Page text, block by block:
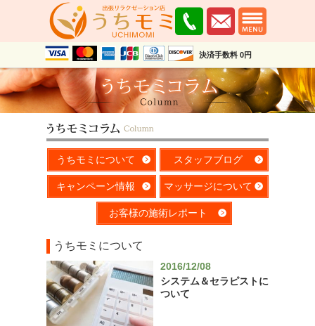
決済手数料 0円
うちモミについて スタッフブログ
キャンペーン情報 マッサージについて
お客様の施術レポート
うちモミについて
2016/12/08
システム＆セラピストに
ついて